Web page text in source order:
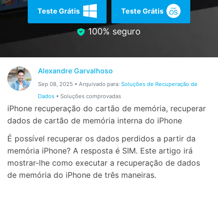
Online
Ver Todos Os Aplicativos
Dicas
Centro de Ajuda
Transferir Dados
Gerenciador de dados
Reparar Celular
Proteção do celular
Encontre Mais Soluções
Teste Grátis Teste Grátis
100% seguro
Alexandre Garvalhoso
Sep 08, 2025 • Arquivado para: Soluções de Recuperação de
Dados• Soluções comprovadas
iPhone recuperação do cartão de memória, recuperar
dados de cartão de memória interna do iPhone
É possível recuperar os dados perdidos a partir da
memória iPhone? A resposta é SIM. Este artigo irá
mostrar-lhe como executar a recuperação de dados
de memória do iPhone de três maneiras.